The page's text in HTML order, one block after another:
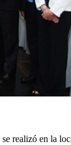
realizó en la